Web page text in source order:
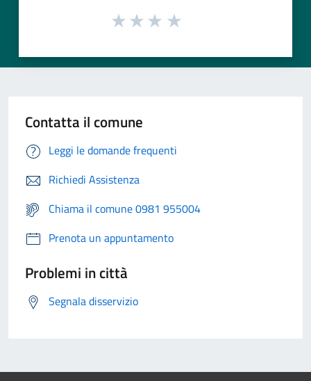
Contatta il comune
Leggi le domande frequenti
Richiedi Assistenza
Chiama il comune 0981 955004
Prenota un appuntamento
Problemi in città
Segnala disservizio